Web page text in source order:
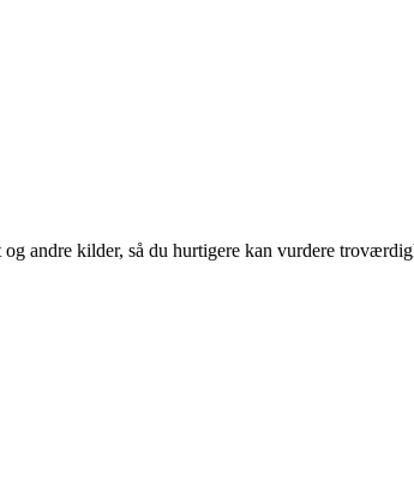
andre kilder, så du hurtigere kan vurdere